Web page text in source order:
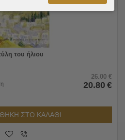
του ήλιου
26.00 €
20.80 €
ΣΤΟ ΚΑΛΑΘΙ